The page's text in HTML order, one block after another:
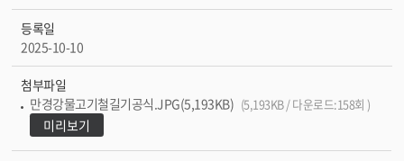
등록일
2025-10-10
첨부파일
만경강물고기철길기공식.JPG(5,193KB) (5,193KB / 다운로드:158회 )
미리보기